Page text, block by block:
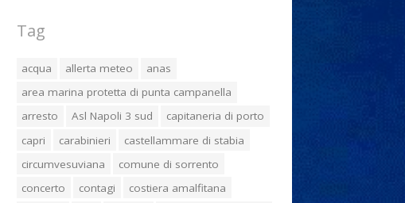
Tag
acqua allerta meteo
anas
area marina protetta di punta campanella
arresto
Asl Napoli 3 sud
capitaneria di porto
capri
carabinieri
castellammare di stabia
circumvesuviana
comune di sorrento
concerto
contagi
costiera amalfitana